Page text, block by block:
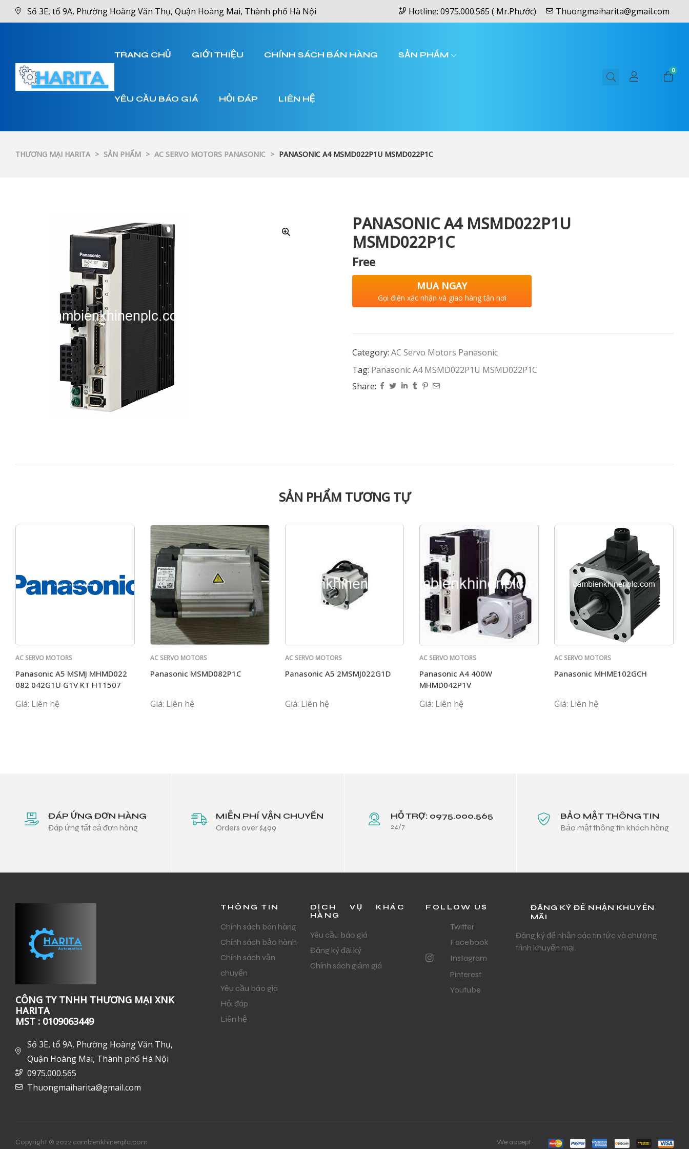
Số 3E, tổ 9A, Phường Hoàng Văn Thụ, Quận Hoàng Mai, Thành phố Hà Nội Hotline: 0975.000.565 ( Mr.Phước) Thuongmaiharita@gmail.com
TRANG CHỦ GIỚI THIỆU CHÍNH SÁCH BÁN HÀNG SẢN PHẨM
YÊU CẦU BÁO GIÁ HỎI ĐÁP LIÊN HỆ
0
THƯƠNG MẠI HARITA > SẢN PHẨM > AC SERVO MOTORS PANASONIC > PANASONIC A4 MSMD022P1U MSMD022P1C
PANASONIC A4 MSMD022P1U
MSMD022P1C
Free
MUA NGAY
Gọi điện xác nhận và giao hàng tận nơi
Category: AC Servo Motors Panasonic
Tag: Panasonic A4 MSMD022P1U MSMD022P1C
Share:
SẢN PHẨM TƯƠNG TỰ
AC SERVO MOTORS
Panasonic A5 MSMJ MHMD022
082 042G1U G1V KT HT1507
Giá: Liên hệ
AC SERVO MOTORS
Panasonic MSMD082P1C
Giá: Liên hệ
AC SERVO MOTORS
Panasonic A5 2MSMJ022G1D
Giá: Liên hệ
AC SERVO MOTORS
Panasonic A4 400W
MHMD042P1V
Giá: Liên hệ
AC SERVO MOTORS
Panasonic MHME102GCH
Giá: Liên hệ
ĐÁP ỨNG ĐƠN HÀNG
Đáp ứng tất cả đơn hàng
MIỄN PHÍ VẬN CHUYỂN
Orders over $499
HỖ TRỢ: 0975.000.565
24/7
BẢO MẬT THÔNG TIN
Bảo mật thông tin khách hàng
CÔNG TY TNHH THƯƠNG MẠI XNK
HARITA
MST : 0109063449
Số 3E, tổ 9A, Phường Hoàng Văn Thụ,
Quận Hoàng Mai, Thành phố Hà Nội
0975.000.565
Thuongmaiharita@gmail.com
THÔNG TIN
Chính sách bán hàng
Chính sách bảo hành
Chính sách vận
chuyển
Yêu cầu báo giá
Hỏi đáp
Liên hệ
DỊCH VỤ KHÁC
HÀNG
Yêu cầu báo giá
Đăng ký đại ký
Chính sách giảm giá
FOLLOW US
Twitter
Facebook
Instagram
Pinterest
Youtube
ĐĂNG KÝ ĐỂ NHẬN KHUYẾN
MÃI
Đăng ký để nhận các tin tức và chương
trình khuyến mại.
Copyright © 2022 cambienkhinenplc.com We accept: